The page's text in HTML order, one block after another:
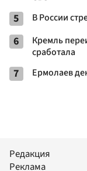
5 В России
6
Кремль
сработала
7 Ермолаев
Редакция
Реклама